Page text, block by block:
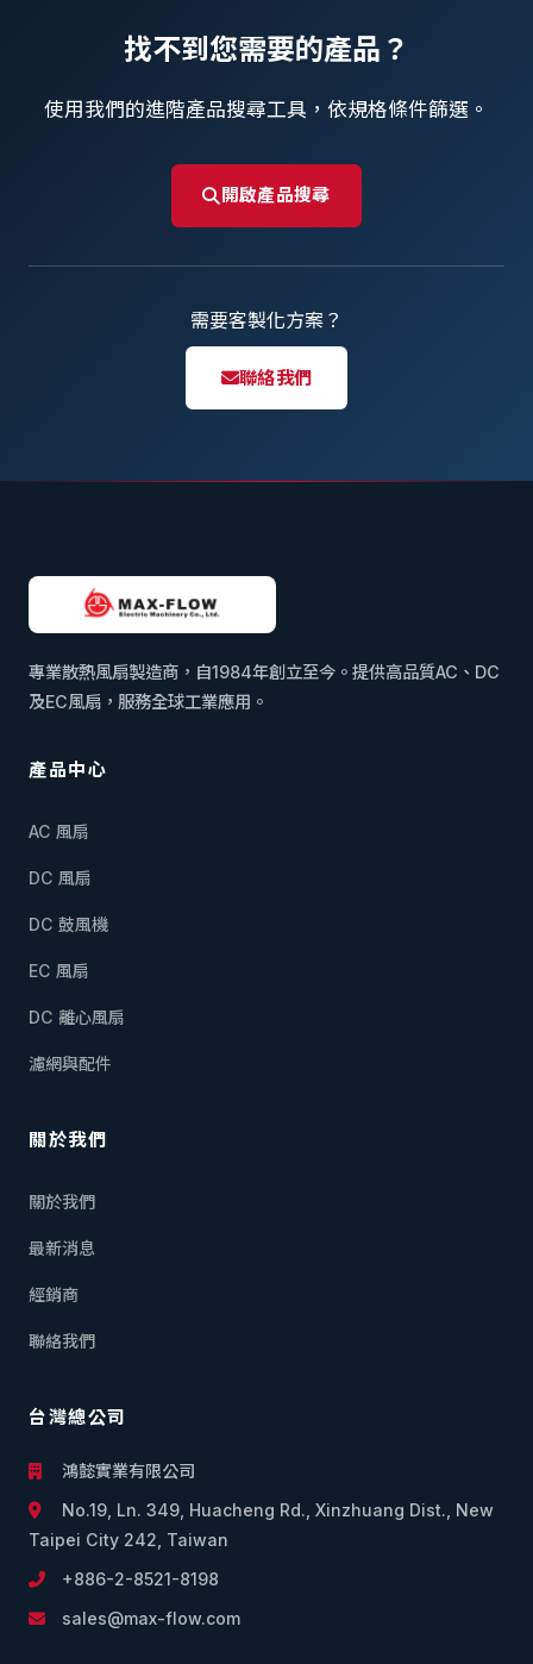
找不到您需要的產品？
使用我們的進階產品搜尋工具，依規格條件篩選。
開啟產品搜尋
需要客製化方案？
聯絡我們
專業散熱風扇製造商，自1984年創立至今。提供高品質AC、DC
及EC風扇，服務全球工業應用。
產品中心
AC 風扇
DC 風扇
DC 鼓風機
EC 風扇
DC 離心風扇
濾網與配件
關於我們
關於我們
最新消息
經銷商
聯絡我們
台灣總公司
鴻懿實業有限公司
No.19, Ln. 349, Huacheng Rd., Xinzhuang Dist., New
Taipei City 242, Taiwan
+886-2-8521-8198
sales@max-flow.com